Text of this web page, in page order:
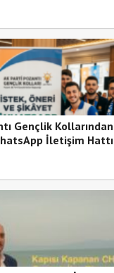
Gençlik Kollarından
İletişim Hattı